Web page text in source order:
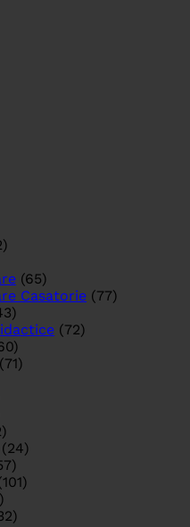
(65)
Casatorie (77)
(72)
(71)
(24)